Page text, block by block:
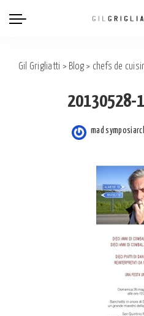
Gil Grigliatti > Blog > chefs de
20130528-
Posted
mad